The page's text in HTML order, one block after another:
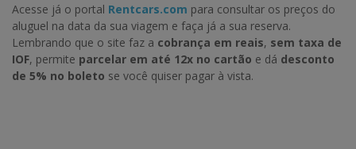
Acesse já o portal Rentcars.com para consultar os preços do
aluguel na data da sua viagem e faça já a sua reserva.
Lembrando que o site faz a cobrança em reais, sem taxa de
IOF, permite parcelar em até 12x no cartão e dá desconto
de 5% no boleto se você quiser pagar à vista.